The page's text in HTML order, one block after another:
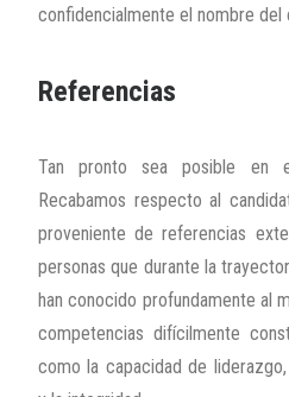
confidencialmente el nombre del
Referencias
Tan pronto sea posible en
Recabamos respecto al
proveniente de referencias
personas que durante la
han conocido profundamente al
competencias difícilmente
como la capacidad de